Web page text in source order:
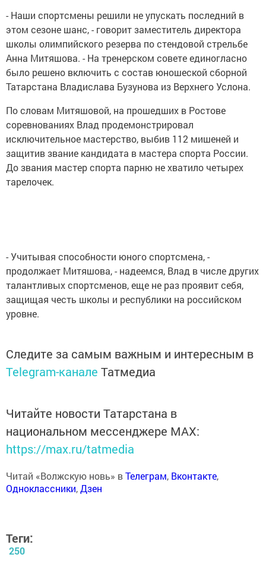
- Наши спортсмены решили не упускать последний в
этом сезоне шанс, - говорит заместитель директора
школы олимпийского резерва по стендовой стрельбе
Анна Митяшова. - На тренерском совете единогласно
было решено включить с состав юношеской сборной
Татарстана Владислава Бузунова из Верхнего Услона.
По словам Митяшовой, на прошедших в Ростове
соревнованиях Влад продемонстрировал
исключительное мастерство, выбив 112 мишеней и
защитив звание кандидата в мастера спорта России.
До звания мастер спорта парню не хватило четырех
тарелочек.
- Учитывая способности юного спортсмена, -
продолжает Митяшова, - надеемся, Влад в числе других
талантливых спортсменов, еще не раз проявит себя,
защищая честь школы и республики на российском
уровне.
Следите за самым важным и интересным в
Telegram-канале Татмедиа
Читайте новости Татарстана в
национальном мессенджере MАХ:
https://max.ru/tatmedia
Читай «Волжскую новь» вТелеграм, Вконтакте,
Одноклассники,Дзен
Теги:
250